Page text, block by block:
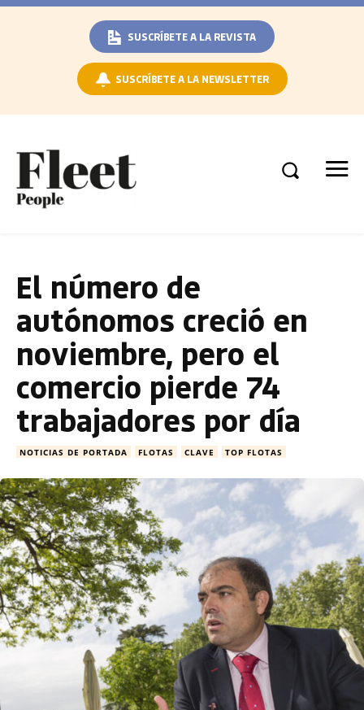
SUSCRÍBETE A LA REVISTA
SUSCRÍBETE A LA NEWSLETTER
El número de
autónomos creció en
noviembre, pero el
comercio pierde 74
trabajadores por día
NOTICIAS DE PORTADA FLOTAS CLAVE TOP FLOTAS